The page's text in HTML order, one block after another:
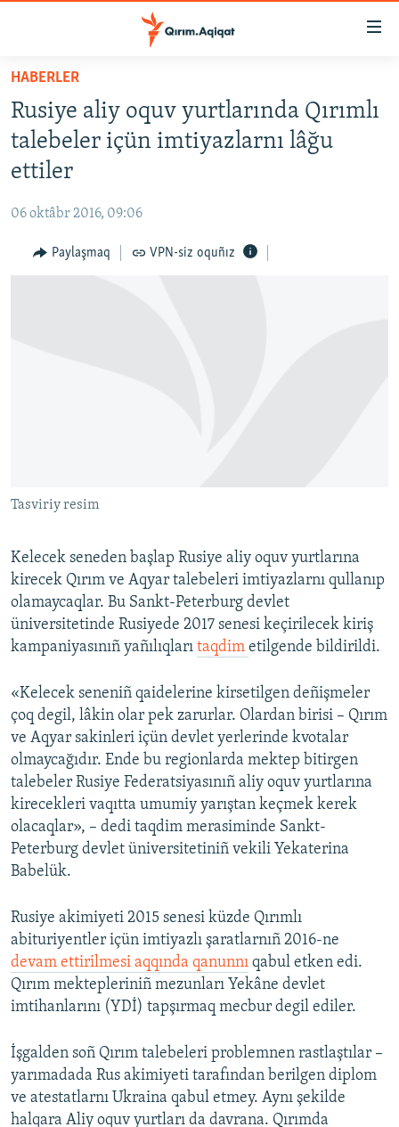
Esas
qaytmaq
Baş
navigatsiyağa
qaytmaq
Qıdıruvğa
SİYASET
İQTİSADİYAT
MEDENİYET
İNSAN AQLARI
QOŞULIÑIZ!
RFE/RS bütün saytları
HABERLER
Rusiye aliy oquv yurtlarında Qırımlı
talebeler içün imtiyazlarnı lâğu
ettiler
06 oktâbr 2016, 09:06
Paylaşmaq VPN-siz oquñız
Tasviriy resim
Kelecek seneden başlap Rusiye aliy oquv yurtlarına
kirecek Qırım ve Aqyar talebeleri imtiyazlarnı qullanıp
olamaycaqlar. Bu Sankt-Peterburg devlet
üniversitetinde Rusiyede 2017 senesi keçirilecek kiriş
kampaniyasınıñ yañılıqları taqdim etilgende bildirildi.
«Kelecek seneniñ qaidelerine kirsetilgen deñişmeler
çoq degil, lâkin olar pek zarurlar. Olardan birisi – Qırım
ve Aqyar sakinleri içün devlet yerlerinde kvotalar
olmaycağıdır. Ende bu regionlarda mektep bitirgen
talebeler Rusiye Federatsiyasınıñ aliy oquv yurtlarına
kirecekleri vaqıtta umumiy yarıştan keçmek kerek
olacaqlar», – dedi taqdim merasiminde Sankt-
Peterburg devlet üniversitetiniñ vekili Yekaterina
Babelük.
Rusiye akimiyeti 2015 senesi küzde Qırımlı
abituriyentler içün imtiyazlı şaratlarnıñ 2016-ne
devam ettirilmesi aqqında qanunnı qabul etken edi.
Qırım mektepleriniñ mezunları Yekâne devlet
imtihanlarını (YDİ) tapşırmaq mecbur degil ediler.
İşgalden soñ Qırım talebeleri problemnen rastlaştılar –
yarımadada Rus akimiyeti tarafından berilgen diplom
ve atestatlarnı Ukraina qabul etmey. Aynı şekilde
halqara Aliy oquv yurtları da davrana. Qırımda